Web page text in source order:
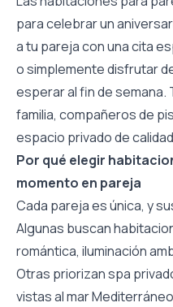
para celebrar un
a tu pareja con una cita
o simplemente disfrutar
esperar al fin de semana.
familia, compañeros de
espacio privado de
Por qué elegir
momento en pareja
Cada pareja es única, y
Algunas buscan
romántica, iluminación
Otras priorizan spa
vistas al mar